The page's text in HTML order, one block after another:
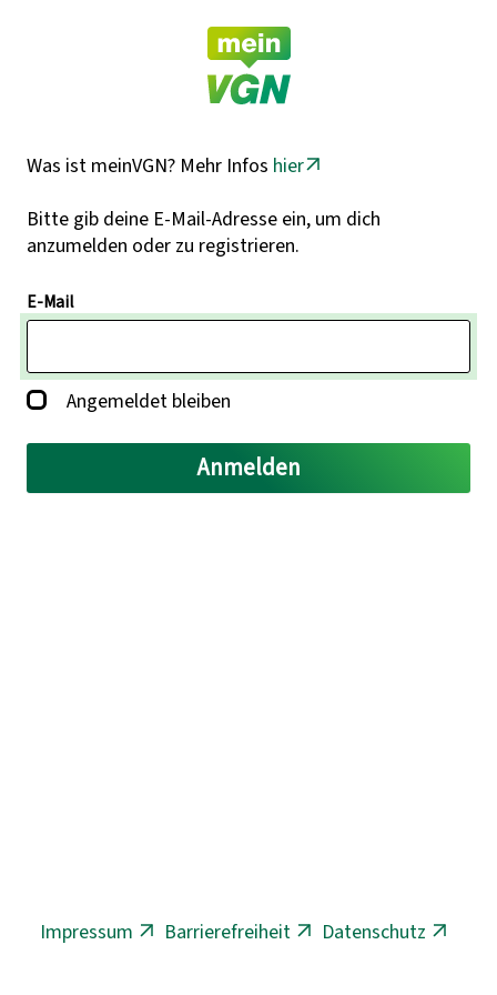
Was ist meinVGN? Mehr Infos hier
Bitte gib deine E-Mail-Adresse ein, um dich
anzumelden oder zu registrieren.
E-Mail
Angemeldet bleiben
Impressum Barrierefreiheit Datenschutz